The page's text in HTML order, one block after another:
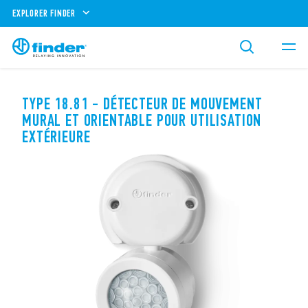
EXPLORER FINDER
TYPE 18.81 - DÉTECTEUR DE MOUVEMENT
MURAL ET ORIENTABLE POUR UTILISATION
EXTÉRIEURE